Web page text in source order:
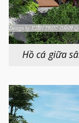
Hồ cá giữa